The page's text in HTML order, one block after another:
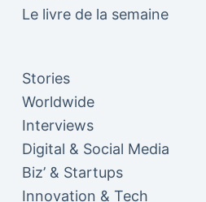
Le livre de la semaine
Stories
Worldwide
Interviews
Digital & Social Media
Biz’ & Startups
Innovation & Tech